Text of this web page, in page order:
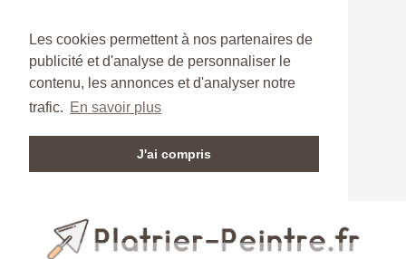
Les cookies permettent à nos partenaires de
publicité et d'analyse de personnaliser le
contenu, les annonces et d'analyser notre
trafic. En savoir plus
J'ai compris